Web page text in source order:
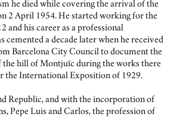
he died while covering the arrival of the
2 April 1954. He started working for the
and his career as a professional
cemented a decade later when he received
Barcelona City Council to document the
hill of Montjuïc during the works there
the International Exposition of 1929.
Republic, and with the incorporation of
Pepe Luis and Carlos, the profession of